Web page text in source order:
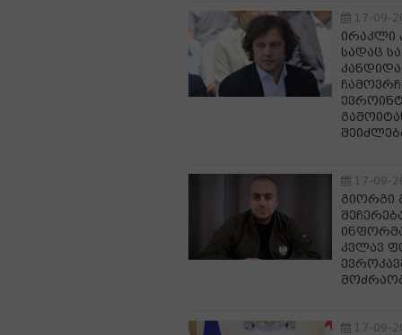
17-09-
ირაკლი
სადაც
17-09-
გიორგი
კვლავ
17-09-